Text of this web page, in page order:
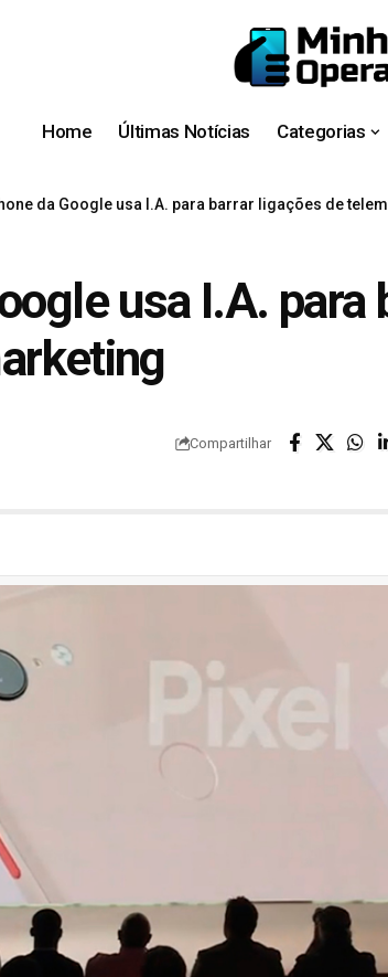
Home Últimas Notícias Categorias
da Google usa I.A. para barrar ligações de
usa I.A. para
Compartilhar